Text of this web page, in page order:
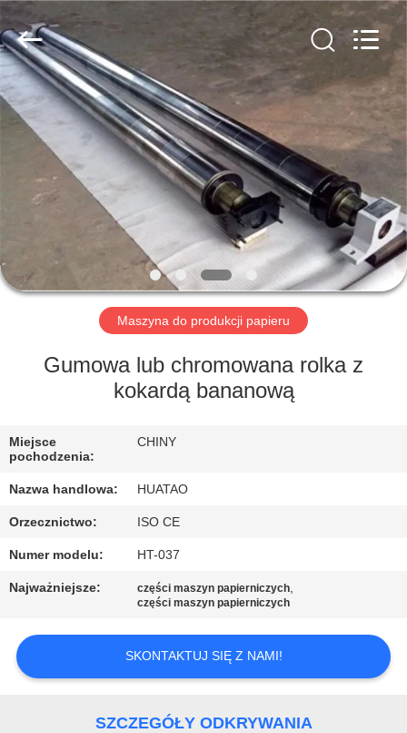
DOM
PRODUKTY
WYCIECZKA
FABRYCE
JAKOŚCI
SKONTAKTUJ
SIĘ
Z
NAMI
AKTUALNOŚCI
HUATAO
LOVER
LTD.
All
Rights
Reserved.
Maszyna do produkcji papieru
Gumowa lub chromowana rolka z
kokardą bananową
Miejsce
pochodzenia:
CHINY
Nazwa handlowa: HUATAO
Orzecznictwo: ISO CE
Numer modelu: HT-037
Najważniejsze: części maszyn papierniczych,
części maszyn papierniczych
SKONTAKTUJ SIĘ Z NAMI!
SZCZEGÓŁY ODKRYWANIA